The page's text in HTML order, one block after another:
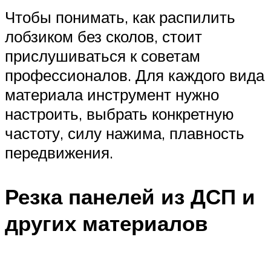
Чтобы понимать, как распилить
лобзиком без сколов, стоит
прислушиваться к советам
профессионалов. Для каждого вида
материала инструмент нужно
настроить, выбрать конкретную
частоту, силу нажима, плавность
передвижения.
Резка панелей из ДСП и
других материалов